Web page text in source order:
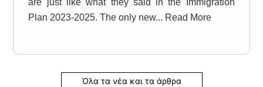
are just like what they said in the Immigration
Plan 2023-2025. The only new... Read More
Όλα τα νέα και τα άρθρα